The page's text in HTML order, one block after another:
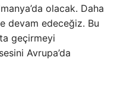
olacak. Daha
devam edeceğiz. Bu
geçirmeyi
Avrupa’da